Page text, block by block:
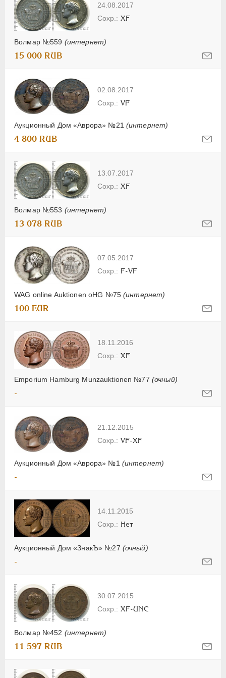
24.08.2017
Волмар №559 (интернет)
XF
15 000 RUB
02.08.2017
Аукционный Дом «Аврора» №21 (интернет)
VF
4 800 RUB
13.07.2017
Волмар №553 (интернет)
XF
13 078 RUB
07.05.2017
WAG online Auktionen oHG №75(интернет)
F-VF
100 EUR
18.11.2016
Emporium Hamburg Munzauktionen №77 (очный)
XF
-
21.12.2015
Аукционный Дом «Аврора» №1 (интернет)
VF-XF
-
14.11.2015
Аукционный Дом «ЗнакЪ» №27 (очный)
Нет
-
30.07.2015
Волмар №452 (интернет)
XF-UNC
11 597 RUB